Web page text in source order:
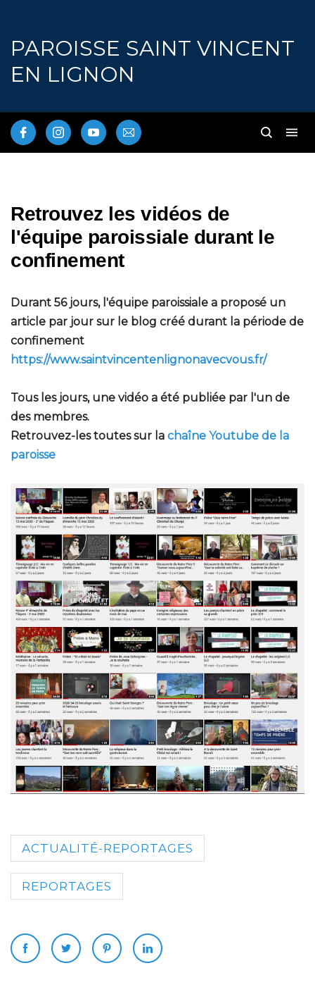
PAROISSE SAINT VINCENT
EN LIGNON
Retrouvez les vidéos de
l'équipe paroissiale durant le
confinement
Durant 56 jours, l'équipe paroissiale a proposé un
article par jour sur le blog créé durant la période de
confinement
https://www.saintvincentenlignonavecvous.fr/
Tous les jours, une vidéo a été publiée par l'un de
des membres.
Retrouvez-les toutes sur la chaîne Youtube de la
paroisse
ACTUALITÉ-REPORTAGES
REPORTAGES